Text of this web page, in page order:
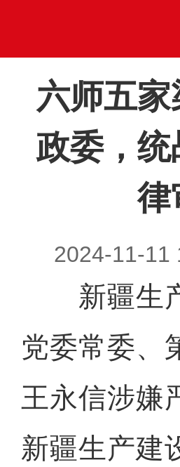
六师五
政委，
律
2024-11-
新疆生产
党委常委、
王永信涉嫌
新疆生产建